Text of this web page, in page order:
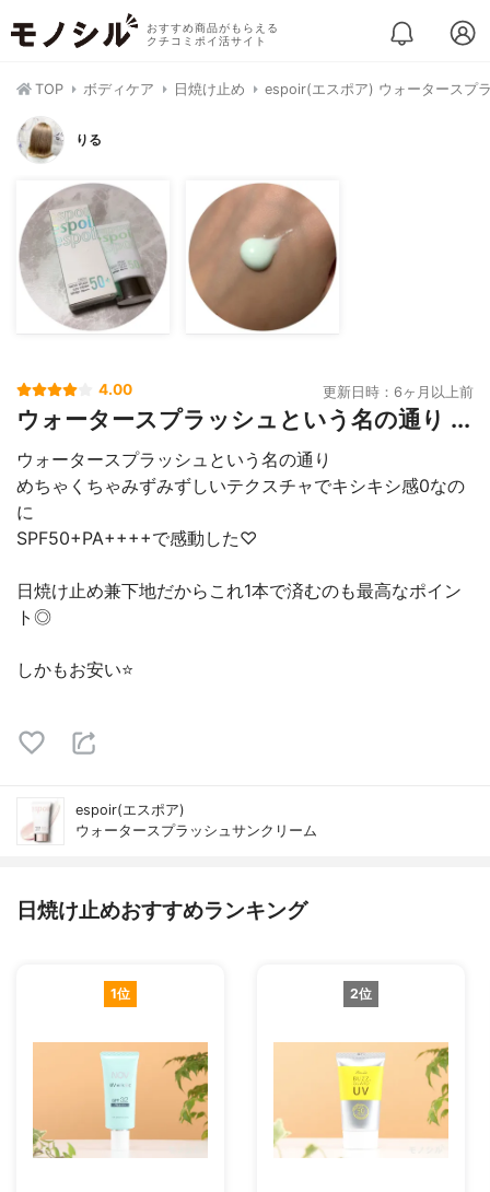
おすすめ商品がもらえる
クチコミポイ活サイト
TOP ボディケア 日焼け止め espoir(エスポア) ウォータースプ
りる
4.00 更新日時：6ヶ月以上前
ウォータースプラッシュという名の通り ...
ウォータースプラッシュという名の通り
めちゃくちゃみずみずしいテクスチャでキシキシ感0なの
に
SPF50+PA++++で感動した♡
日焼け止め兼下地だからこれ1本で済むのも最高なポイン
ト◎
しかもお安い⭐️
espoir(エスポア)
ウォータースプラッシュサンクリーム
日焼け止めおすすめランキング
1位 2位